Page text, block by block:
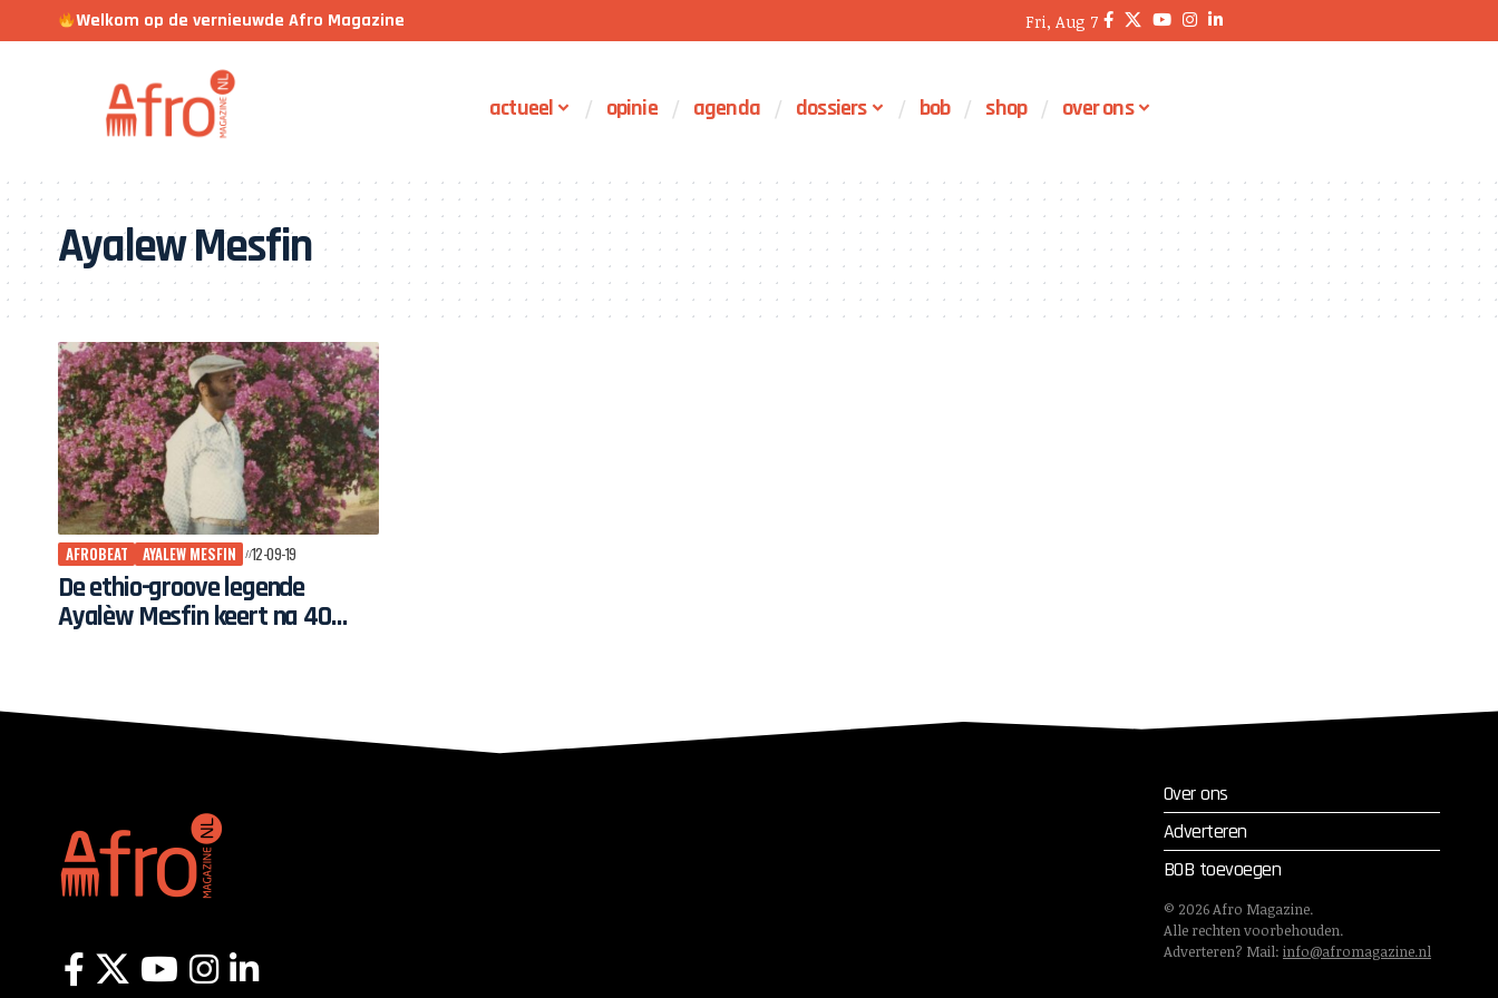
Welkom op de vernieuwde Afro Magazine Fri, Aug 7
actueel opinie agenda dossiers bob shop over ons
Ayalew Mesfin
AFROBEAT AYALEW MESFIN 12-09-19
De ethio-groove legende
Ayalèw Mesfin keert na 40
Over ons
Adverteren
BOB toevoegen
© 2026Afro Magazine.
Alle rechten voorbehouden.
Adverteren? Mail: info@afromagazine.nl